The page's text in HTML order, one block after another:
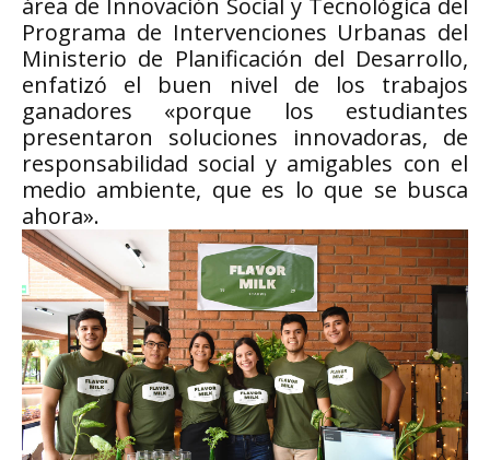
área de Innovación Social y Tecnológica del
Programa de Intervenciones Urbanas del
Ministerio de Planificación del Desarrollo,
enfatizó el buen nivel de los trabajos
ganadores «porque los estudiantes
presentaron soluciones innovadoras, de
responsabilidad social y amigables con el
medio ambiente, que es lo que se busca
ahora».